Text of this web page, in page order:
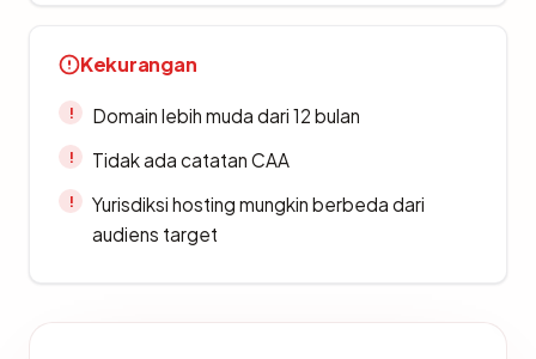
Kekurangan
Domain lebih muda dari 12 bulan
Tidak ada catatan CAA
Yurisdiksi hosting mungkin berbeda dari
audiens target